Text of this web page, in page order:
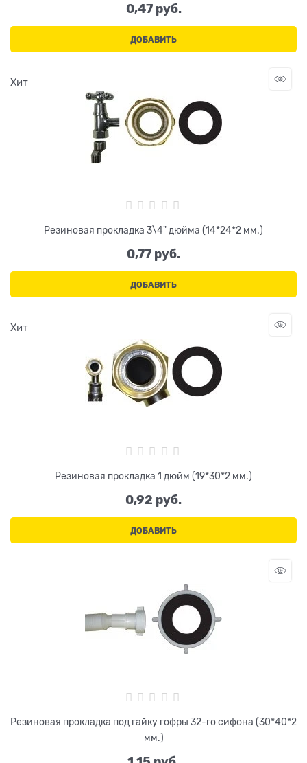
0,47 руб.
ДОБАВИТЬ
Хит
Резиновая прокладка 3\4" дюйма (14*24*2 мм.)
0,77 руб.
ДОБАВИТЬ
Хит
Резиновая прокладка 1 дюйм (19*30*2 мм.)
0,92 руб.
ДОБАВИТЬ
Резиновая прокладка под гайку гофры 32-го сифона (30*40*2
мм.)